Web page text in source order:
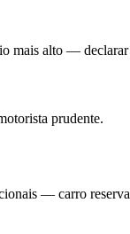
mais alto —
prudente.
— carro